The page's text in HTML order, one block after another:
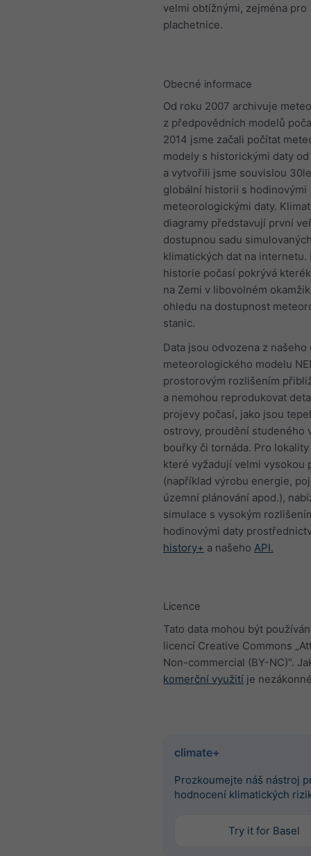
velmi obtížnými, zejména pro
plachetnice.
Obecné informace
Od roku 2007 archivuje
z předpovědních modelů
2014 jsme začali počítat
modely s historickými daty
a vytvořili jsme souvislou
globální historii s hodinovými
meteorologickými daty.
diagramy představují první
dostupnou sadu
klimatických dat na internetu.
historie počasí pokrývá
na Zemi v libovolném
ohledu na dostupnost
stanic.
Data jsou odvozena z
meteorologického modelu
prostorovým rozlišením
a nemohou reprodukovat
projevy počasí, jako jsou
ostrovy, proudění studeného
bouřky či tornáda. Pro
které vyžadují velmi vysokou
(například výrobu energie,
územní plánování apod.),
simulace s vysokým
hodinovými daty
history+ a našeho API.
Licence
Tato data mohou být
licencí Creative Commons
Non-commercial (BY-NC)“.
komerční využití je
climate+
Prozkoumejte náš nástroj
hodnocení klimatických
Try it for Basel